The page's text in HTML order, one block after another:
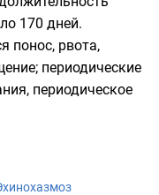
170 дней.
понос, рвота,
периодические
периодическое